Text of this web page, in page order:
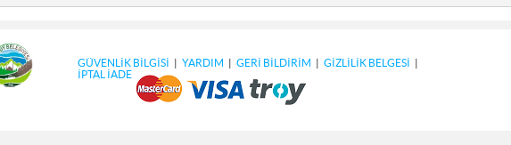
GÜVENLİK BİLGİSİ | YARDIM | GERİ BİLDİRİM | GİZLİLİK BELGESİ |
İPTAL İADE